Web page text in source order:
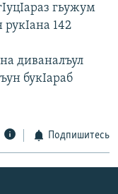
гьужум
рукIана 142
диваналъул
букIараб
Подпишитесь